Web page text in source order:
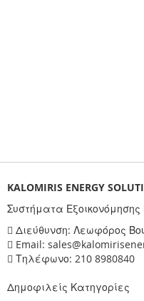
KALOMIRIS ENERGY
Συστήματα
Διεύθυνση: Λεωφόρος
Email:
Τηλέφωνο: 210 8980840
Δημοφιλείς Κατηγορίες